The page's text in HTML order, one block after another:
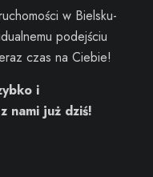
w Bielsku-
podejściu
czas na Ciebie!
i
nami już dziś!